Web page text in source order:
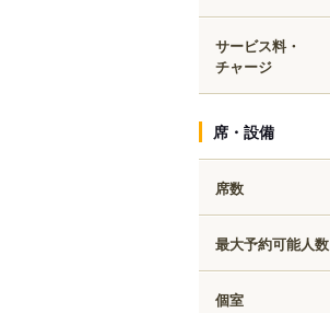
サービス料・
チャージ
席・設備
席数
最大予約可能人数
個室